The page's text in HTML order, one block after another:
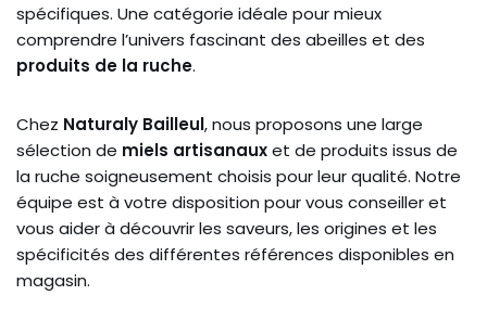
spécifiques. Une catégorie idéale pour mieux
comprendre l’univers fascinant des abeilles et des
produits de la ruche.
Chez Naturaly Bailleul, nous proposons une large
sélection de miels artisanauxet de produits issus de
la ruche soigneusement choisis pour leur qualité. Notre
équipe est à votre disposition pour vous conseiller et
vous aider à découvrir les saveurs, les origines et les
spécificités des différentes références disponibles en
magasin.